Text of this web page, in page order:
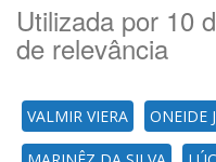
Utilizada por 10
de relevância
VALMIR VIERA ONEIDE